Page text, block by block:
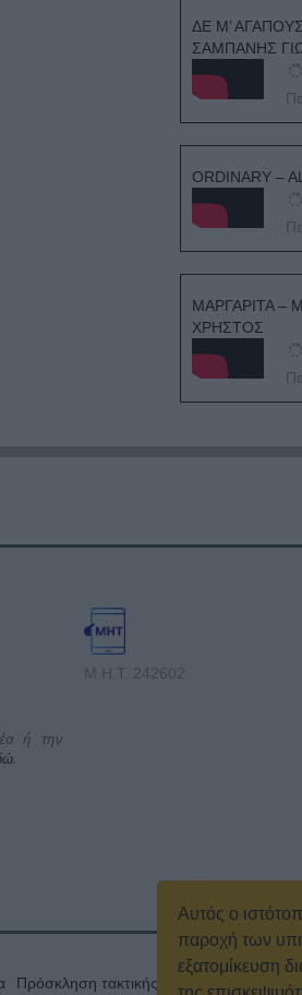
Αυτός ο
παροχή των
εξατομίκευση
ΔΕ Μ’
ΣΑΜΠΑΝΗΣ
ORDINARY –
ΜΑΡΓΑΡΙΤΑ –
ΧΡΗΣΤΟΣ
ή την
Μ.Η.Τ. 242602
Πρόσκληση τακτικής γενικής συνέλευσης